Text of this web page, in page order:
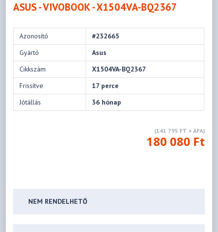
ASUS - VIVOBOOK - X1504VA-BQ2367
Azonosító
#232665
Gyártó
Asus
Cikkszám
X1504VA-BQ2367
Frissítve
17 perce
Jótállás
36 hónap
(141 795 FT + ÁFA)
180 080 Ft
NEM RENDELHETŐ